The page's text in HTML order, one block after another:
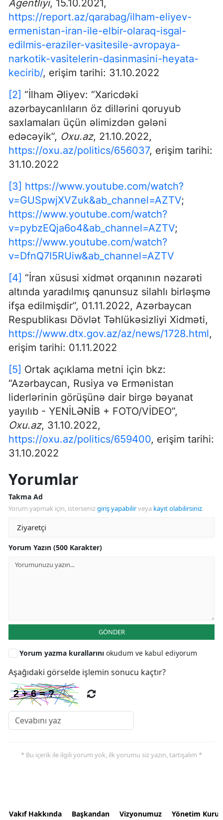
Agentliyi, 15.10.2021,
https://report.az/qarabag/ilham-eliyev-
ermenistan-iran-ile-elbir-olaraq-isgal-
edilmis-eraziler-vasitesile-avropaya-
narkotik-vasitelerin-dasinmasini-heyata-
kecirib/, erişim tarihi: 31.10.2022
[2] “İlham Əliyev: “Xaricdəki
azərbaycanlıların öz dillərini qoruyub
saxlamaları üçün əlimizdən gələni
edəcəyik”, Oxu.az, 21.10.2022,
https://oxu.az/politics/656037, erişim tarihi:
31.10.2022
[3] https://www.youtube.com/watch?
v=GUSpwjXVZuk&ab_channel=AZTV;
https://www.youtube.com/watch?
v=pybzEQja6o4&ab_channel=AZTV;
https://www.youtube.com/watch?
v=DfnQ7I5RUiw&ab_channel=AZTV
[4] “İran xüsusi xidmət orqanının nəzarəti
altında yaradılmış qanunsuz silahlı birləşmə
ifşa edilmişdir”, 01.11.2022, Azərbaycan
Respublikası Dövlət Təhlükəsizliyi Xidməti,
https://www.dtx.gov.az/az/news/1728.html,
erişim tarihi: 01.11.2022
[5] Ortak açıklama metni için bkz:
“Azərbaycan, Rusiya və Ermənistan
liderlərinin görüşünə dair birgə bəyanat
yayılıb - YENİLƏNİB + FOTO/VİDEO”,
Oxu.az, 31.10.2022,
https://oxu.az/politics/659400, erişim tarihi:
31.10.2022
Yorumlar
Takma Ad
Yorum yapmak için, istersenizgiriş yapabilirveya kayıt olabilirsiniz.
Yorum Yazın (500 Karakter)
GÖNDER
Yorum yazma kurallarını okudum ve kabul ediyorum
Aşağıdaki görselde işlemin sonucu kaçtır?
* Bu içerik ile ilgili yorum yok, ilk yorumu siz yazın, tartışalım *
Vakıf Hakkında Başkandan Vizyonumuz Yönetim